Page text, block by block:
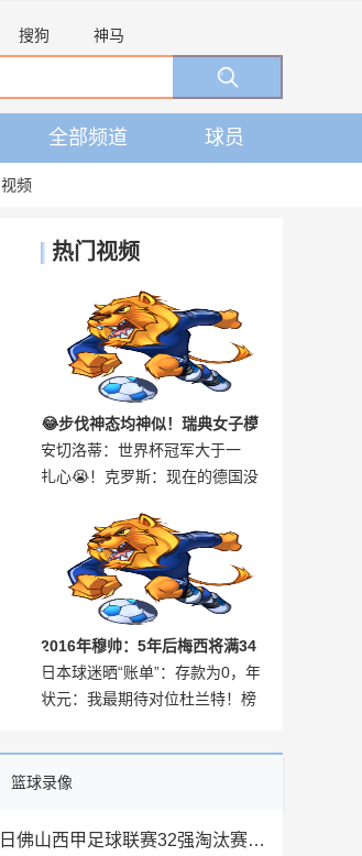
搜狗 神马
全部频道 球员
视频
热门视频
😂步伐神态均神似！瑞典女子模
仿哈兰德！网友：这简直一模一
安切洛蒂：世界杯冠军大于一
切，踢的好看与否并不重要！
扎心😭！克罗斯：现在的德国没
有一个世界级球员
2016年穆帅：5年后梅西将满34
岁，到时我们都会哭泣的
日本球迷晒“账单”：存款为0，年
假为0，但日本队比赛从未错过
状元：我最期待对位杜兰特！榜
篮球录像
08月04日佛山西甲足球联赛32强淘汰赛贪玩游戏VS美的薪火全场录像